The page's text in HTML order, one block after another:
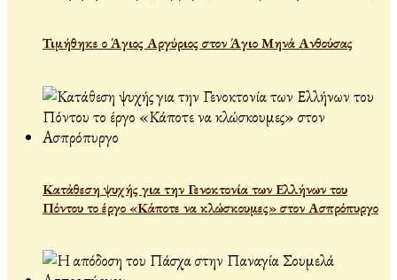
Τιμήθηκε ο Άγιος Αργύριος στον Άγιο Μηνά Ανθούσας
Κατάθεση ψυχής για την Γενοκτονία των Ελλήνων του
Πόντου το έργο «Κάποτε να κλώσκουμες» στον Ασπρόπυργο